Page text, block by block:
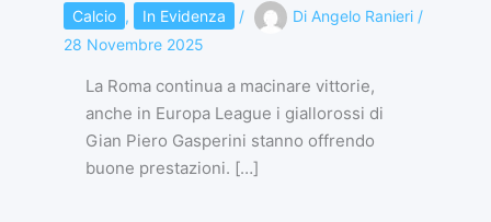
Calcio , In Evidenza / Di Angelo Ranieri /
28 Novembre 2025
La Roma continua a macinare vittorie,
anche in Europa League i giallorossi di
Gian Piero Gasperini stanno offrendo
buone prestazioni. […]